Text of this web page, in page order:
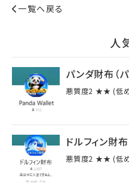
一覧へ戻る
⼈
パンダ財布（
悪質度2 ★★ (低
ドルフィン財布
悪質度2 ★★ (低